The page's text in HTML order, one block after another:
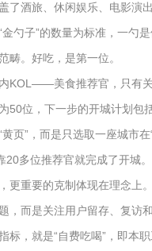
酒旅、休闲娱乐、电影
勺子”的数量为标准，一
畴。好吃，是第一位。
美食推荐官，只有
位，下一步的开城计划包
”，而是只选取一座城市
多位推荐官就完成了开城。
重要的克制体现在理念上。
而是关注用户留存、复
，就是“自费吃喝”，即